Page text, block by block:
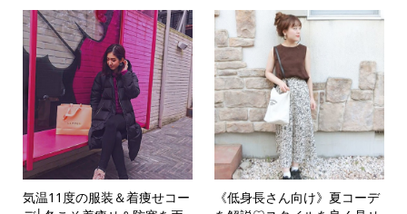
気温11度の服装＆着痩せコー
《低身長さん向け》夏コーデ